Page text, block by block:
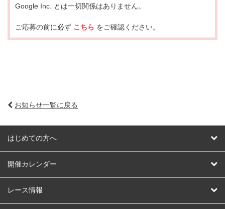
Google Inc. とは一切関係はありません。
ご応募の前に必ず こちら をご確認ください。
お知らせ一覧に戻る
はじめての方へ
はじめての方へ
開催カレンダー
競輪
レース情報